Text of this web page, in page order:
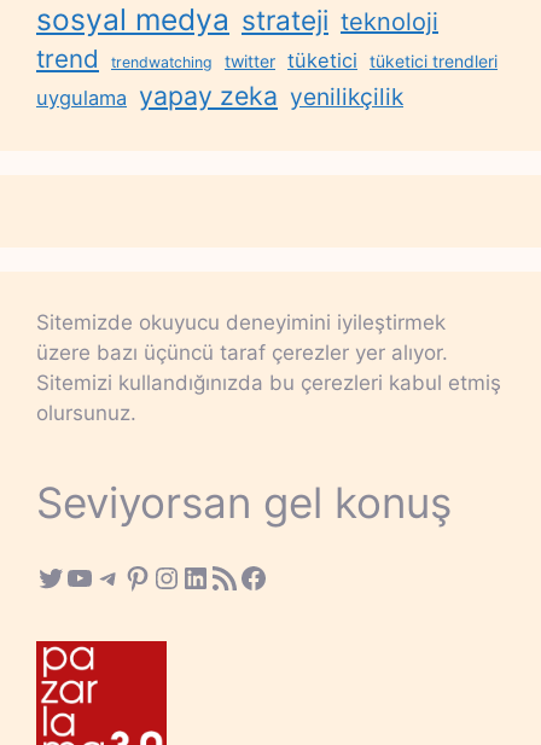
sosyal medya strateji teknoloji
trend trendwatching twitter tüketici tüketici trendleri
uygulama yapay zeka yenilikçilik
Sitemizde okuyucu deneyimini iyileştirmek
üzere bazı üçüncü taraf çerezler yer alıyor.
Sitemizi kullandığınızda bu çerezleri kabul etmiş
olursunuz.
Seviyorsan gel konuş
Twitter
YouTube
Telegram
Pinterest
Instagram
LinkedIn
RSS FeedFacebook